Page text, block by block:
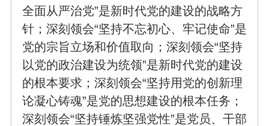
全面从严治党”是新时代党的建设的战略方
针；深刻领会“坚持不忘初心、牢记使命”是
党的宗旨立场和价值取向；深刻领会“坚持
以党的政治建设为统领”是新时代党的建设
的根本要求；深刻领会“坚持用党的创新理
论凝心铸魂”是党的思想建设的根本任务；
深刻领会“坚持锤炼坚强党性”是党员、干部